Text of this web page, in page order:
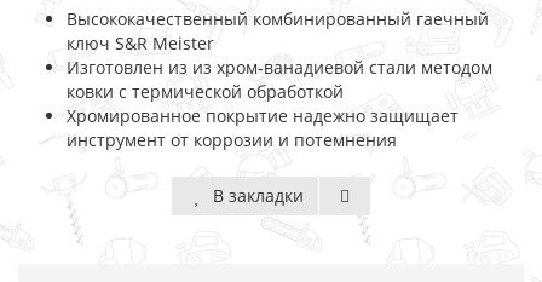
Высококачественный комбинированный гаечный
ключ S&R Meister
Изготовлен из из хром-ванадиевой стали методом
ковки с термической обработкой
Хромированное покрытие надежно защищает
инструмент от коррозии и потемнения
В закладки